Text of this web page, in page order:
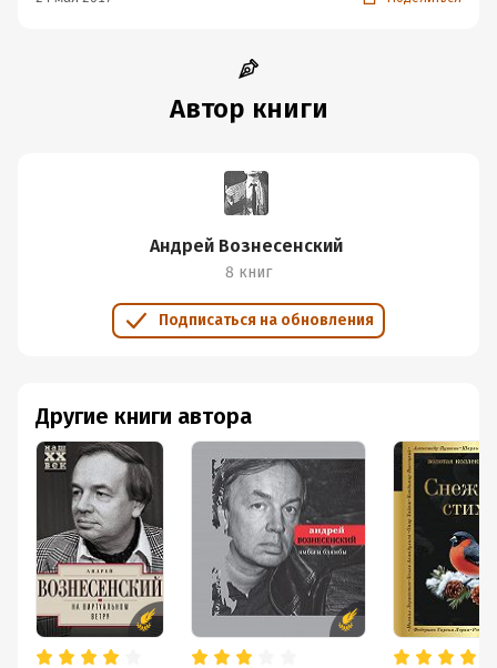
Автор книги
Андрей Вознесенский
8 книг
Подписаться на обновления
Другие книги автора